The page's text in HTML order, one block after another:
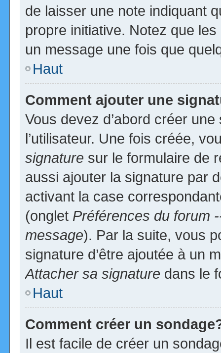
de laisser une note indiquant
propre initiative. Notez que
un message une fois que
Haut
Comment ajouter une
Vous devez d’abord créer
l’utilisateur. Une fois créée,
signature sur le formulaire de
aussi ajouter la signature par
activant la case
(onglet Préférences du forum
message). Par la suite, vous
signature d’être ajoutée à un
Attacher sa signature dans le
Haut
Comment créer un
Il est facile de créer un